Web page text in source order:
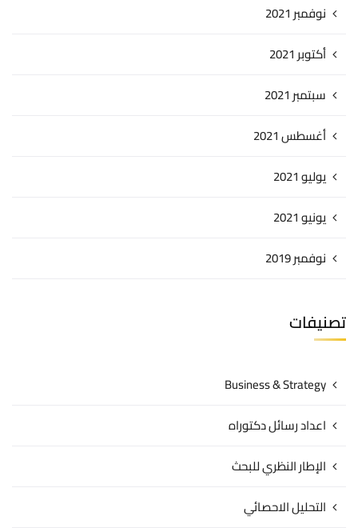
نوفمبر 2021
أكتوبر 2021
سبتمبر 2021
أغسطس 2021
يوليو 2021
يونيو 2021
نوفمبر 2019
تصنيفات
Business & Strategy
اعداد رسائل دكتوراه
الإطار النظري للبحث
التحليل الاحصائي